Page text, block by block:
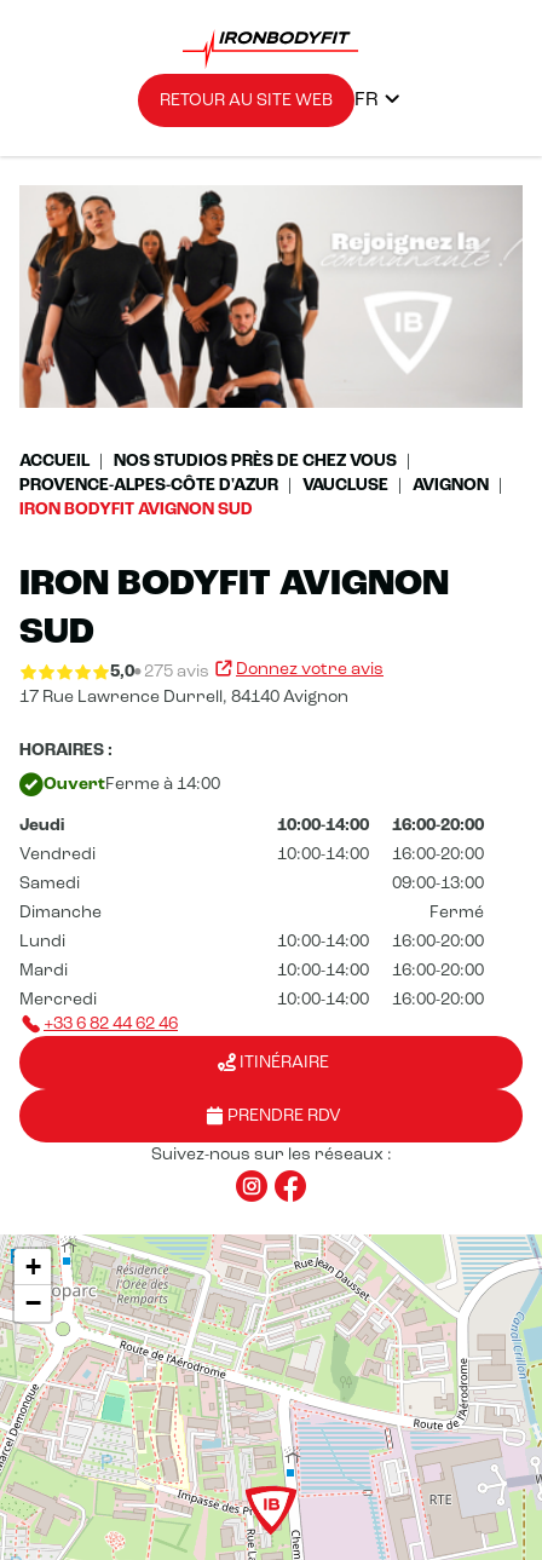
RETOUR AU SITE WEB FR
ACCUEIL
NOS STUDIOS PRÈS DE CHEZ VOUS
PROVENCE-ALPES-CÔTE D'AZUR
VAUCLUSE
AVIGNON
IRON BODYFIT AVIGNON SUD
IRON BODYFIT AVIGNON
SUD
5,0 275 avis
Donnez votre avis
17 Rue Lawrence Durrell, 84140 Avignon
HORAIRES :
OuvertFerme à 14:00
Jeudi 10:00-14:00
16:00-20:00
Vendredi
10:00-14:00
16:00-20:00
Samedi
09:00-13:00
Dimanche
Fermé
Lundi
10:00-14:00
16:00-20:00
Mardi
10:00-14:00
16:00-20:00
Mercredi
10:00-14:00
16:00-20:00
+33 6 82 44 62 46
ITINÉRAIRE
PRENDRE RDV
Suivez-nous sur les réseaux :
+
−